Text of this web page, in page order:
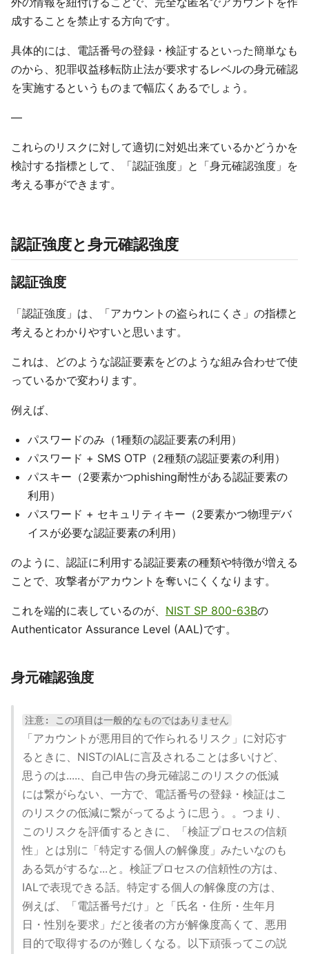
成することを禁止する方向です。
具体的には、電話番号の登録・検証するといった簡単なも
のから、犯罪収益移転防止法が要求するレベルの身元確認
を実施するというものまで幅広くあるでしょう。
—
これらのリスクに対して適切に対処出来ているかどうかを
検討する指標として、「認証強度」と「身元確認強度」を
考える事ができます。
認証強度と身元確認強度
認証強度
「認証強度」は、「アカウントの盗られにくさ」の指標と
考えるとわかりやすいと思います。
これは、どのような認証要素をどのような組み合わせで使
っているかで変わります。
例えば、
パスワードのみ（1種類の認証要素の利用）
パスワード + SMS OTP（2種類の認証要素の利用）
パスキー（2要素かつphishing耐性がある認証要素の
利用）
パスワード + セキュリティキー（2要素かつ物理デバ
イスが必要な認証要素の利用）
のように、認証に利用する認証要素の種類や特徴が増える
ことで、攻撃者がアカウントを奪いにくくなります。
これを端的に表しているのが、 NIST SP 800-63Bの
Authenticator Assurance Level (AAL)です。
身元確認強度
注意: この項目は一般的なものではありません
「アカウントが悪用目的で作られるリスク」に対応す
るときに、NISTのIALに言及されることは多いけど、
思うのは.....、自己申告の身元確認このリスクの低減
には繋がらない、一方で、電話番号の登録・検証はこ
のリスクの低減に繋がってるように思う。。つまり、
このリスクを評価するときに、「検証プロセスの信頼
性」とは別に「特定する個人の解像度」みたいなのも
ある気がするな...と。検証プロセスの信頼性の方は、
IALで表現できる話。特定する個人の解像度の方は、
例えば、「電話番号だけ」と「氏名・住所・生年月
日・性別を要求」だと後者の方が解像度高くて、悪用
目的で取得するのが難しくなる。以下頑張ってこの説